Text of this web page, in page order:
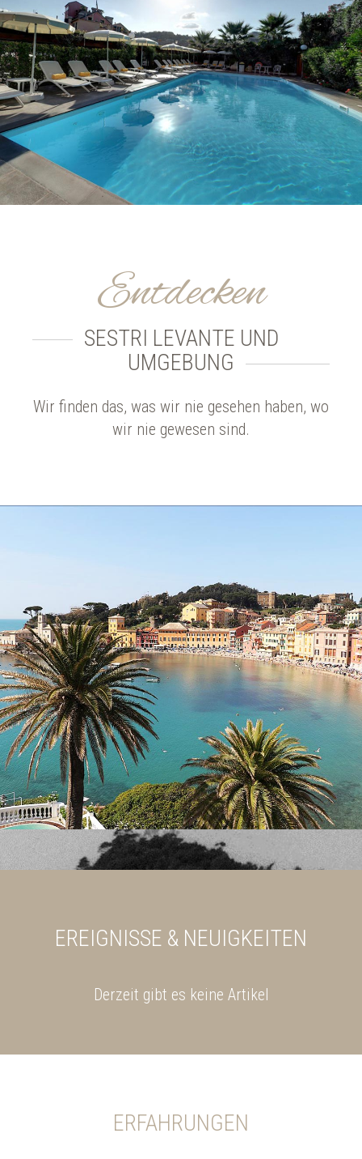
Entdecken
SESTRI LEVANTE UND
UMGEBUNG
Wir finden das, was wir nie gesehen haben, wo
wir nie gewesen sind.
EREIGNISSE & NEUIGKEITEN
Derzeit gibt es keine Artikel
ERFAHRUNGEN